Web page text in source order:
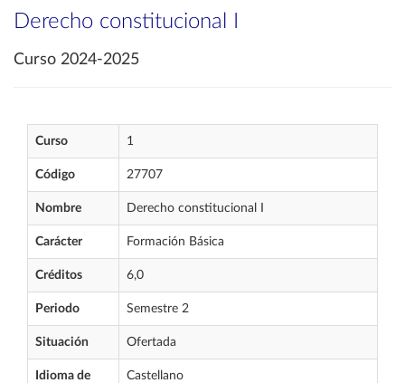
Derecho constitucional I
Curso 2024-2025
Curso 1
Código 27707
Nombre Derecho constitucional I
Carácter Formación Básica
Créditos 6,0
Periodo Semestre 2
Situación Ofertada
Idioma de
Castellano